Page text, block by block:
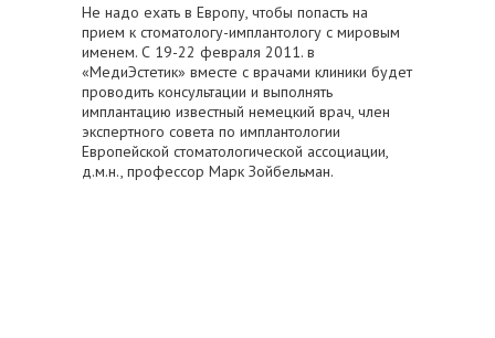
Не надо ехать в Европу, чтобы попасть на
прием к стоматологу-имплантологу с мировым
именем. С 19-22 февраля 2011. в
«МедиЭстетик» вместе с врачами клиники будет
проводить консультации и выполнять
имплантацию известный немецкий врач, член
экспертного совета по имплантологии
Европейской стоматологической ассоциации,
д.м.н., профессор Марк Зойбельман.